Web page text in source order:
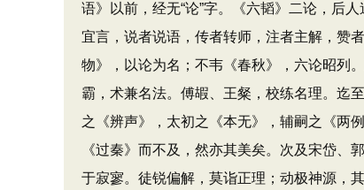
语》以前，经无“论”字。《六韬》二论，后
宜言，说者说语，传者转师，注者主解，赞
物》，以论为名；不韦《春秋》，六论昭列
霸，术兼名法。傅嘏、王粲，校练名理。迄
之《辨声》，太初之《本无》，辅嗣之《两
《过秦》而不及，然亦其美矣。次及宋岱
于寂寥。徒锐偏解，莫诣正理；动极神源，